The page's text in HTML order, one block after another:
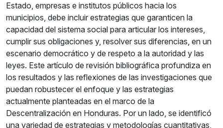
Estado, empresas e institutos públicos hacia los
municipios, debe incluir estrategias que garanticen la
capacidad del sistema social para articular los intereses,
cumplir sus obligaciones y, resolver sus diferencias, en un
escenario democrático y de respeto a la autoridad y las
leyes. Este artículo de revisión bibliográfica profundiza en
los resultados y las reflexiones de las investigaciones que
puedan robustecer el enfoque y las estrategias
actualmente planteadas en el marco de la
Descentralización en Honduras. Por un lado, se identificó
una variedad de estrategias y metodologías cuantitativas,